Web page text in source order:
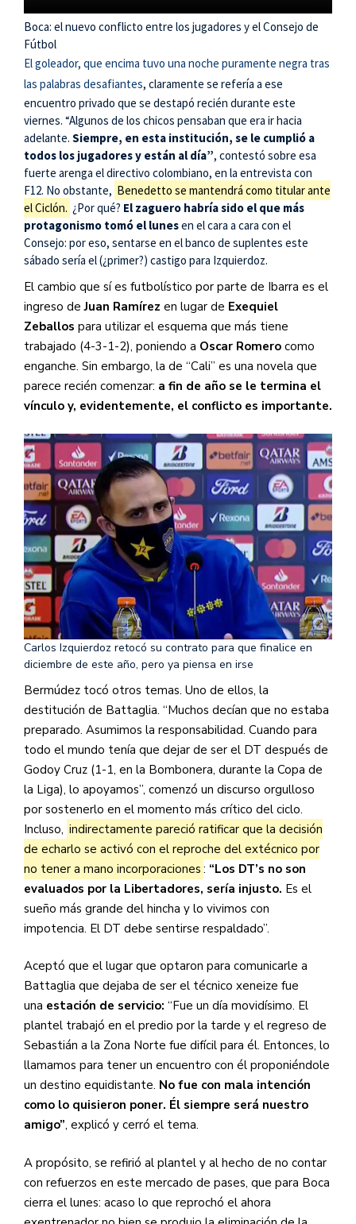
Boca: el nuevo conflicto entre los jugadores y el Consejo de
Fútbol
El goleador, que encima tuvo una noche puramente negra tras
las palabras desafiantes, claramente se refería a ese
encuentro privado que se destapó recién durante este
viernes. “Algunos de los chicos pensaban que era ir hacia
adelante. Siempre, en esta institución, se le cumplió a
todos los jugadores y están al día”, contestó sobre esa
fuerte arenga el directivo colombiano, en la entrevista con
F12. No obstante, Benedetto se mantendrá como titular ante
el Ciclón. ¿Por qué? El zaguero habría sido el que más
protagonismo tomó el lunesen el cara a cara con el
Consejo: por eso, sentarse en el banco de suplentes este
sábado sería el (¿primer?) castigo para Izquierdoz.
El cambio que sí es futbolístico por parte de Ibarra es el
ingreso deJuan Ramírez en lugar de Exequiel
Zeballos para utilizar el esquema que más tiene
trabajado (4-3-1-2), poniendo a Oscar Romero como
enganche. Sin embargo, la de “Cali” es una novela que
parece recién comenzar: a fin de año se le termina el
vínculo y, evidentemente, el conflicto es importante.
Carlos Izquierdoz retocó su contrato para que finalice en
diciembre de este año, pero ya piensa en irse
Bermúdez tocó otros temas. Uno de ellos, la
destitución de Battaglia. “Muchos decían que no estaba
preparado. Asumimos la responsabilidad. Cuando para
todo el mundo tenía que dejar de ser el DT después de
Godoy Cruz (1-1, en la Bombonera, durante la Copa de
la Liga), lo apoyamos”, comenzó un discurso orgulloso
por sostenerlo en el momento más crítico del ciclo.
Incluso, indirectamente pareció ratificar que la decisión
de echarlo se activó con el reproche del extécnico por
no tener a mano incorporaciones : “Los DT’s no son
evaluados por la Libertadores, sería injusto. Es el
sueño más grande del hincha y lo vivimos con
impotencia. El DT debe sentirse respaldado”.
Aceptó que el lugar que optaron para comunicarle a
Battaglia que dejaba de ser el técnico xeneize fue
una estación de servicio: “Fue un día movidísimo. El
plantel trabajó en el predio por la tarde y el regreso de
Sebastián a la Zona Norte fue difícil para él. Entonces, lo
llamamos para tener un encuentro con él proponiéndole
un destino equidistante. No fue con mala intención
como lo quisieron poner. Él siempre será nuestro
amigo”, explicó y cerró el tema.
A propósito, se refirió al plantel y al hecho de no contar
con refuerzos en este mercado de pases, que para Boca
cierra el lunes: acaso lo que reprochó el ahora